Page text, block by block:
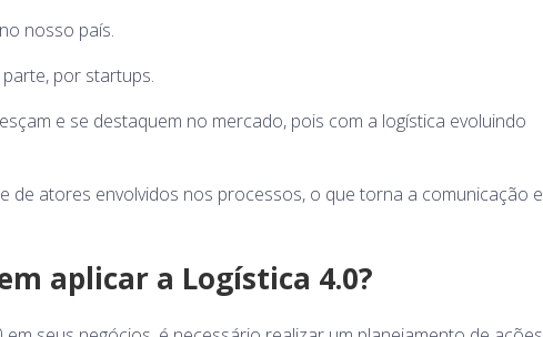
nosso país.
por startups.
e se destaquem no mercado, pois com a logística evoluindo
de atores envolvidos nos processos, o que torna a comunicação e
aplicar a Logística 4.0?